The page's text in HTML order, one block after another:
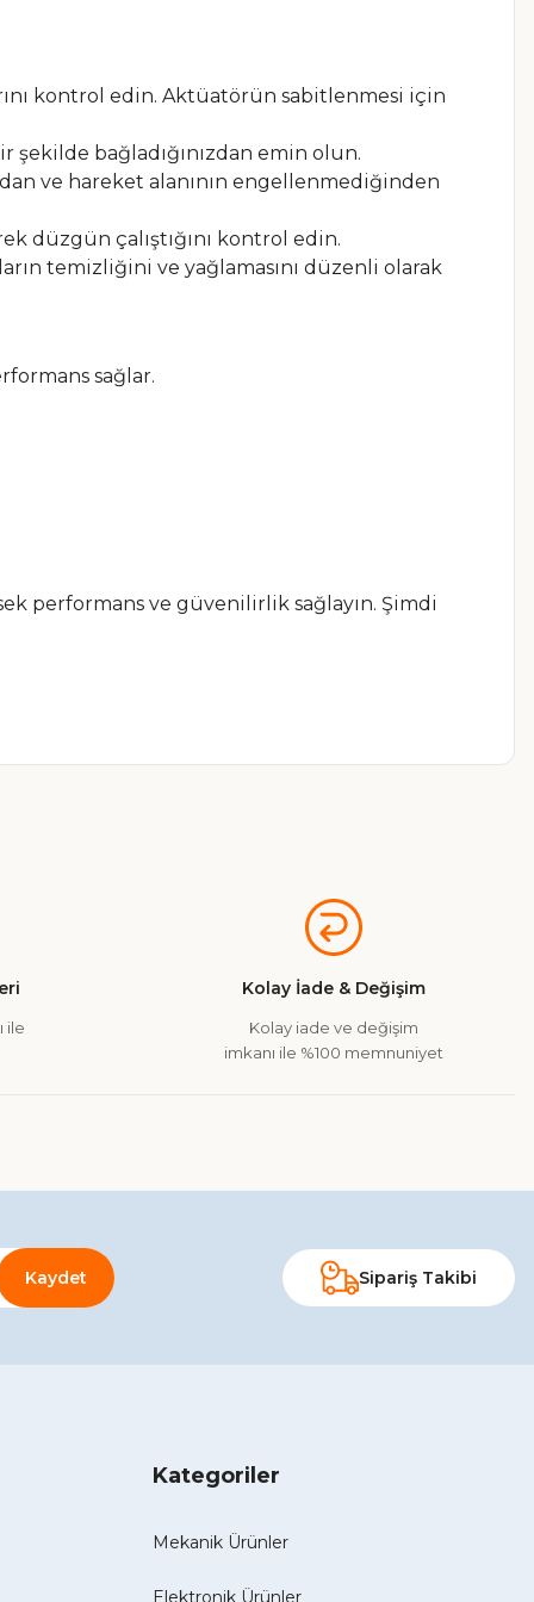
kontrol edin. Aktüatörün sabitlenmesi için
bağladığınızdan emin olun.
ve hareket alanının engellenmediğinden
düzgün çalıştığını kontrol edin.
temizliğini ve yağlamasını düzenli olarak
sağlar.
performans ve güvenilirlik sağlayın. Şimdi
ile
Kolay İade & Değişim
Kolay iade ve değişim
imkanı ile %100 memnuniyet
Kaydet Sipariş Takibi
Kategoriler
Mekanik Ürünler
Elektronik Ürünler